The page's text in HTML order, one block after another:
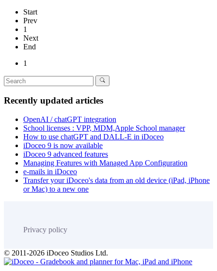
Start
Prev
1
Next
End
1
Recently updated articles
OpenAI / chatGPT integration
School licenses : VPP, MDM,Apple School manager
How to use chatGPT and DALL-E in iDoceo
iDoceo 9 is now available
iDoceo 9 advanced features
Managing Features with Managed App Configuration
e-mails in iDoceo
Transfer your iDoceo's data from an old device (iPad, iPhone
or Mac) to a new one
Privacy policy
© 2011-2026 iDoceo Studios Ltd.